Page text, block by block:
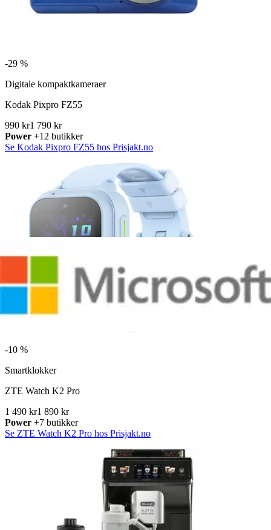
-29 %
Digitale kompaktkameraer
Kodak Pixpro FZ55
990 kr1 790 kr
Power +12 butikker
Se Kodak Pixpro FZ55 hos Prisjakt.no
-10 %
Smartklokker
ZTE Watch K2 Pro
1 490 kr1 890 kr
Power +7 butikker
Se ZTE Watch K2 Pro hos Prisjakt.no